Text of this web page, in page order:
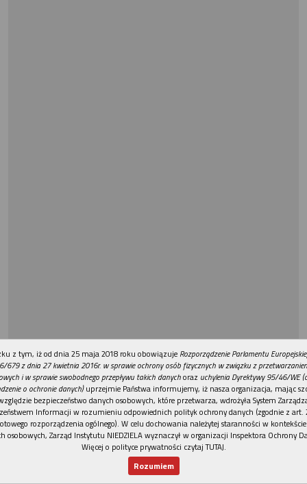
REKLAMA
z tym, iż od dnia 25 maja 2018 roku obowiązuje Rozporządzenie Parlamentu
679 z dnia 27 kwietnia 2016r. w sprawie ochrony osób fizycznych w związku z
i w sprawie swobodnego przepływu takich danychoraz uchylenia Dyrektywy 95/46/WE
o ochronie danych)uprzejmie Państwa informujemy, iż nasza organizacja, mając
bezpieczeństwo danych osobowych, które przetwarza, wdrożyła System
Informacji w rozumieniu odpowiednich polityk ochrony danych (zgodnie z art.
rozporządzenia ogólnego). W celu dochowania należytej staranności w
osobowych, Zarząd Instytutu NIEDZIELA wyznaczył w organizacji Inspektora Ochrony
Więcej o polityce prywatności czytaj TUTAJ.
Rozumiem